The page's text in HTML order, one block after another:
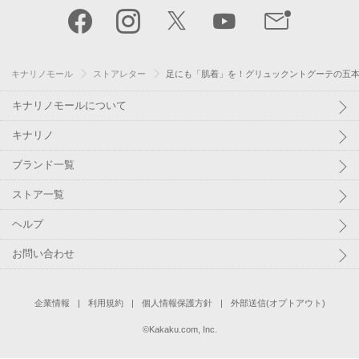
キナリノモール ストアレター 足にも「肌着」を！グリュックントグーテの五
キナリノモールについて
キナリノ
ブランド一覧
ストア一覧
ヘルプ
お問い合わせ
企業情報 利用規約 個人情報保護方針 外部送信(オプトアウト)
©Kakaku.com, Inc.